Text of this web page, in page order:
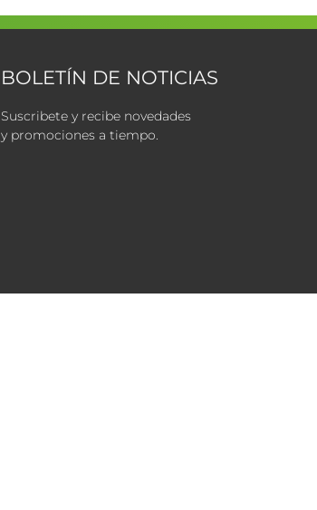
BOLETÍN DE NOTICIAS
Suscribete y recibe novedades
y promociones a tiempo.